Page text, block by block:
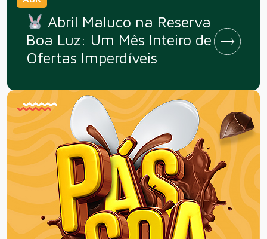
Abril Maluco na Reserva
Boa Luz: Um Mês Inteiro de
Ofertas Imperdíveis